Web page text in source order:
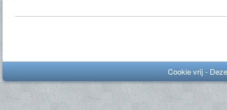
Cookie vrij -